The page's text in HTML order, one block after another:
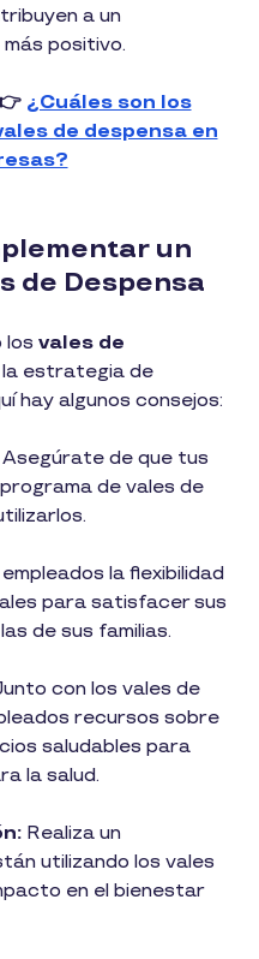
a un
positivo.
¿Cuáles son los
de despensa en
un
de Despensa
los vales de
estrategia de
hay algunos consejos:
Asegúrate de que tus
de vales de
la flexibilidad
para satisfacer sus
de sus familias.
con los vales de
recursos sobre
saludables para
la salud.
Realiza un
utilizando los vales
en el bienestar